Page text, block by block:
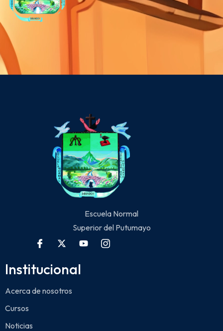
Escuela Normal
Superior del Putumayo
Institucional
Acerca de nosotros
Cursos
Noticias